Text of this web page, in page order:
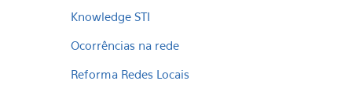
Knowledge STI
Ocorrências na rede
Reforma Redes Locais